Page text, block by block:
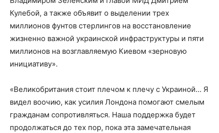
Кулебой, а также объявит о выделении трех
миллионов фунтов стерлингов на восстановление
жизненно важной украинской инфраструктуры и пяти
миллионов на возглавляемую Киевом «зерновую
инициативу».
«Великобритания стоит плечом к плечу с Украиной… Я
видел воочию, как усилия Лондона помогают смелым
гражданам сопротивляться. Наша поддержка будет
продолжаться до тех пор, пока эта замечательная